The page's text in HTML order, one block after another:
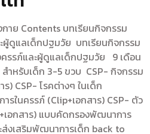
าย Contents บทเรียนกิจกรรม
ดูแลเด็กปฐมวัย บทเรียนกิจกรรม
รรภ์และผู้ดูแลเด็กปฐมวัย 9 เดือน
หรับเด็ก 3-5 ขวบ CSP- กิจกรรม
) CSP- โรคต่างๆ ในเด็ก
รในครรภ์ (Clip+เอกสาร) CSP- ตัว
เอกสาร) แบบคัดกรองพัฒนาการ
งเสริมพัฒนาการเด็ก back to